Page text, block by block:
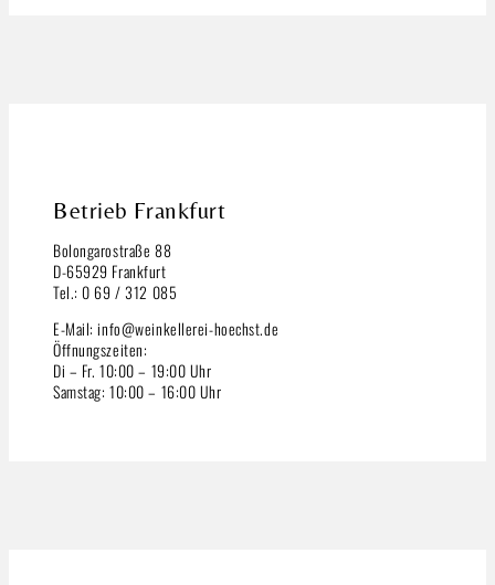
Betrieb Frankfurt
Bolongarostraße 88
D-65929 Frankfurt
Tel.: 0 69 / 312 085
E-Mail: info@weinkellerei-hoechst.de
Öffnungszeiten:
Di – Fr. 10:00 – 19:00 Uhr
Samstag: 10:00 – 16:00 Uhr